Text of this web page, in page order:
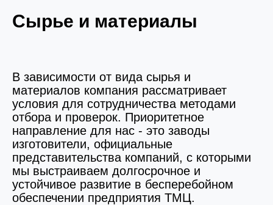
Сырье и материалы
В зависимости от вида сырья и
материалов компания рассматривает
условия для сотрудничества методами
отбора и проверок. Приоритетное
направление для нас - это заводы
изготовители, официальные
представительства компаний, с которыми
мы выстраиваем долгосрочное и
устойчивое развитие в бесперебойном
обеспечении предприятия ТМЦ.